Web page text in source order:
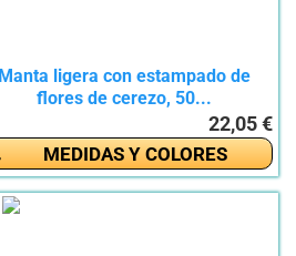
Manta ligera con estampado de
flores de cerezo, 50...
22,05 €
MEDIDAS Y COLORES